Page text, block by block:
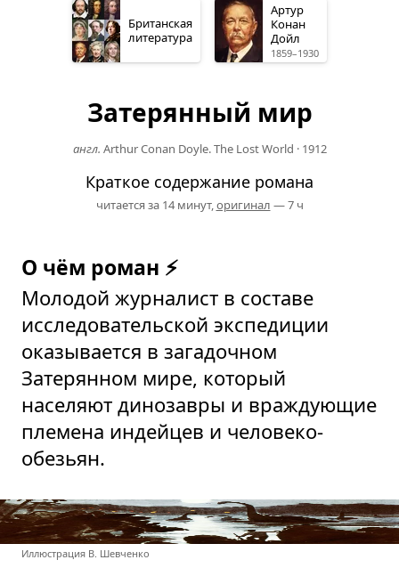
Британская
литература
Артур
Конан
Дойл
1859–1930
Затерянный мир
англ. Arthur Conan Doyle. The Lost World · 1912
Краткое содержание романа
читается за 14 минут, оригинал — 7 ч
О чём роман ⚡
Молодой журналист в составе
исследо­ва­тельской экспедиции
оказывается в загадочном
Затерянном мире, который
населяют динозавры и враждующие
племена индейцев и человеко­
обезьян.
Иллюстрация В. Шевченко